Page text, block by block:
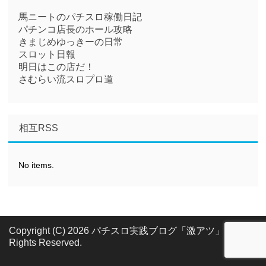
馬ニートのパチスロ稼働日記
パチンコ店長のホール攻略
きまじめゆっきーの日常
スロット日報
明日はこの店だ！
さむらい流スロプロ道
相互RSS
No items.
Copyright (C) 2026 パチスロ実践ブログ「激アツ」
Rights Reserved.